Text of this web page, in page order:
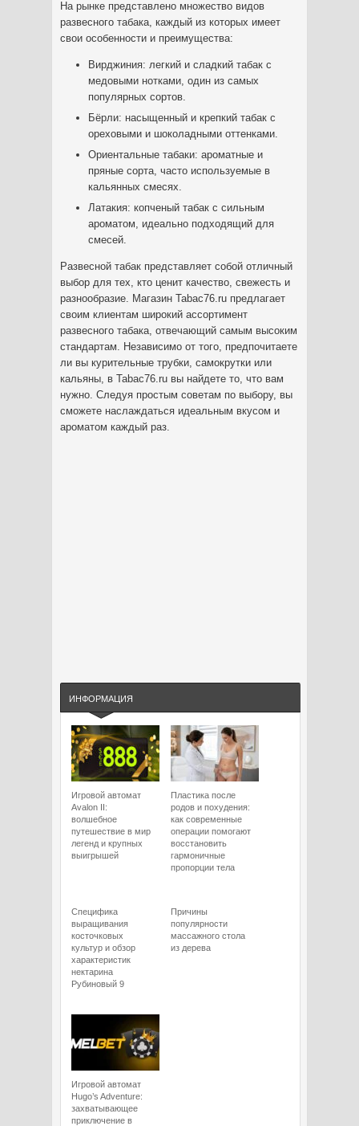
На рынке представлено множество видов
развесного табака, каждый из которых имеет
свои особенности и преимущества:
Вирджиния: легкий и сладкий табак с
медовыми нотками, один из самых
популярных сортов.
Бёрли: насыщенный и крепкий табак с
ореховыми и шоколадными оттенками.
Ориентальные табаки: ароматные и
пряные сорта, часто используемые в
кальянных смесях.
Латакия: копченый табак с сильным
ароматом, идеально подходящий для
смесей.
Развесной табак представляет собой отличный
выбор для тех, кто ценит качество, свежесть и
разнообразие. Магазин Tabac76.ru предлагает
своим клиентам широкий ассортимент
развесного табака, отвечающий самым высоким
стандартам. Независимо от того, предпочитаете
ли вы курительные трубки, самокрутки или
кальяны, в Tabac76.ru вы найдете то, что вам
нужно. Следуя простым советам по выбору, вы
сможете наслаждаться идеальным вкусом и
ароматом каждый раз.
ИНФОРМАЦИЯ
Игровой автомат
Avalon II:
волшебное
путешествие в мир
легенд и крупных
выигрышей
Пластика после
родов и похудения:
как современные
операции помогают
восстановить
гармоничные
пропорции тела
Специфика
выращивания
косточковых
культур и обзор
характеристик
нектарина
Рубиновый 9
Причины
популярности
массажного стола
из дерева
Игровой автомат
Hugo’s Adventure:
захватывающее
приключение в